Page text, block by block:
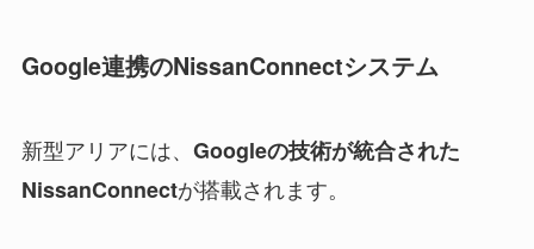
Google連携のNissanConnectシステム
新型アリアには、 Googleの技術が統合された
NissanConnectが搭載されます。